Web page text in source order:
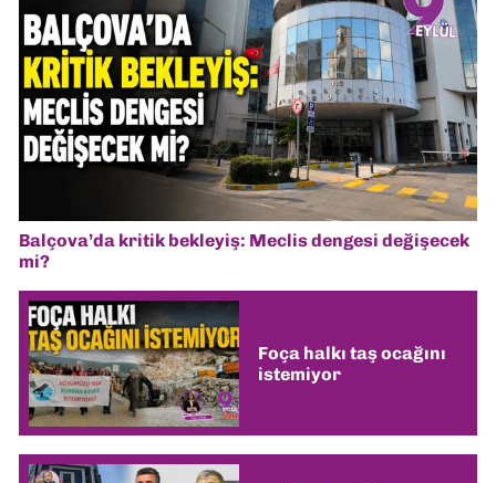
Balçova’da kritik bekleyiş: Meclis dengesi değişecek
mi?
Foça halkı taş ocağını
istemiyor